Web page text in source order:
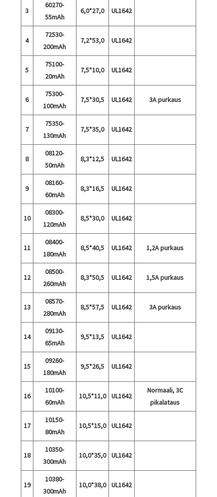
3
60270-
55mAh
6,0*27,0 UL1642
4
72530-
200mAh
7,2*53,0 UL1642
5
75100-
20mAh
7,5*10,0 UL1642
6
75300-
100mAh
7,5*30,5 UL1642 3A purkaus
7
75350-
130mAh
7,5*35,0 UL1642
8
08120-
50mAh
8,3*12,5 UL1642
9
08160-
60mAh
8,3*16,5 UL1642
10
08300-
120mAh
8,5*30,0 UL1642
11
08400-
180mAh
8,5*40,5 UL1642 1,2A purkaus
12
08500-
260mAh
8,3*50,5 UL1642 1,5A purkaus
13
08570-
280mAh
8,5*57,5 UL1642 3A purkaus
14
09130-
65mAh
9,5*13,5 UL1642
15
09260-
180mAh
9,5*26,5 UL1642
16
10100-
60mAh
10,5*11,0 UL1642
Normaali, 3C
pikalataus
17
10150-
80mAh
10,5*15,0 UL1642
18
10350-
300mAh
10,0*35,0 UL1642
19
10380-
300mAh
10,0*38,0 UL1642